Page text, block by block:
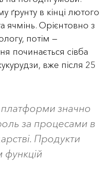
ґрунту в кінці лютого
Орієнтовно з
потім —
починається сівба
вже після 25
значно
за процесами в
Продукти
функцій